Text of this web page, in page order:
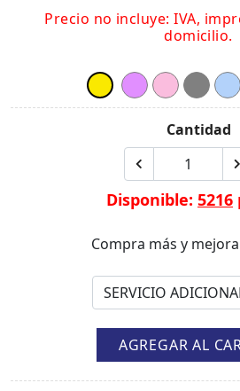
Precio no incluye: IVA,
domicilio.
Cantidad
Disponible: 5216
Compra más y
AGREGAR AL